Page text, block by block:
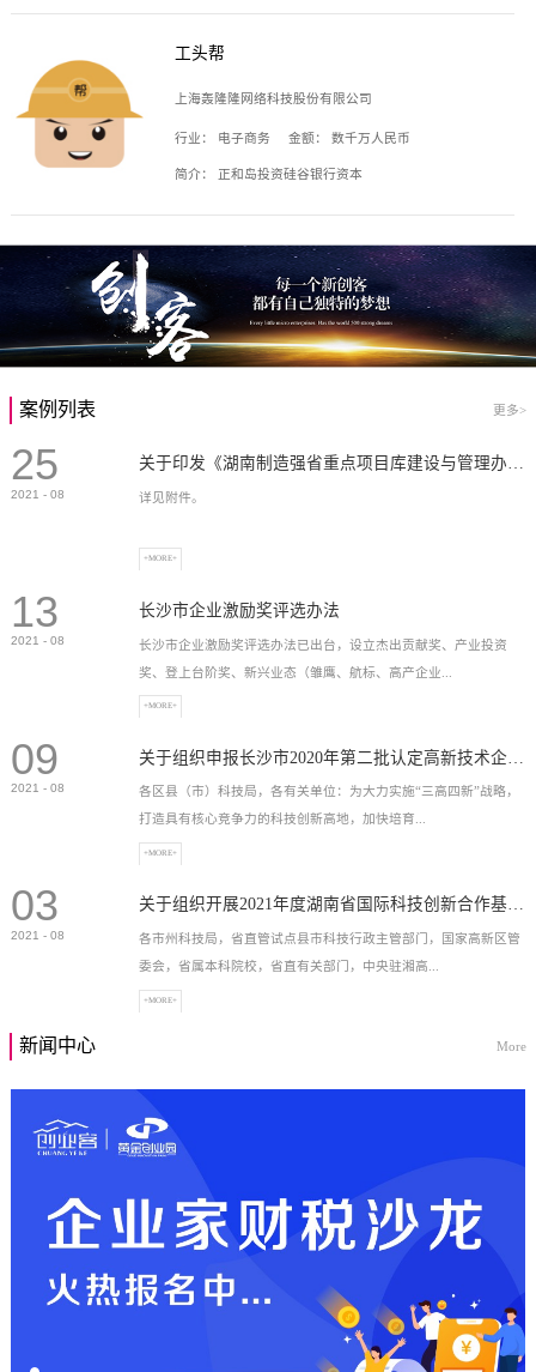
工头帮
上海轰隆隆网络科技股份有限公司
行业： 电子商务 金额： 数千万人民币
简介： 正和岛投资硅谷银行资本
案例列表 更多>
25
2021 - 08 详见附件。
+MORE+
13
2021 - 08
长沙市企业激励奖评选办法
长沙市企业激励奖评选办法已出台，设立杰出贡献奖、产业投资
奖、登上台阶奖、新兴业态（雏鹰、航标、高产企业...
）奖等，最高奖励2...
+MORE+
09
2021 - 08
各区县（市）科技局，各有关单位：为大力实施“三高四新”战略，
打造具有核心竞争力的科技创新高地，加快培育...
高新技术企业，充分...
+MORE+
03
2021 - 08
关于组织开展2021年度湖南省国际科技创新合作基地申报工作的通知
各市州科技局，省直管试点县市科技行政主管部门，国家高新区管
委会，省属本科院校，省直有关部门，中央驻湘高...
+MORE+
新闻中心 More